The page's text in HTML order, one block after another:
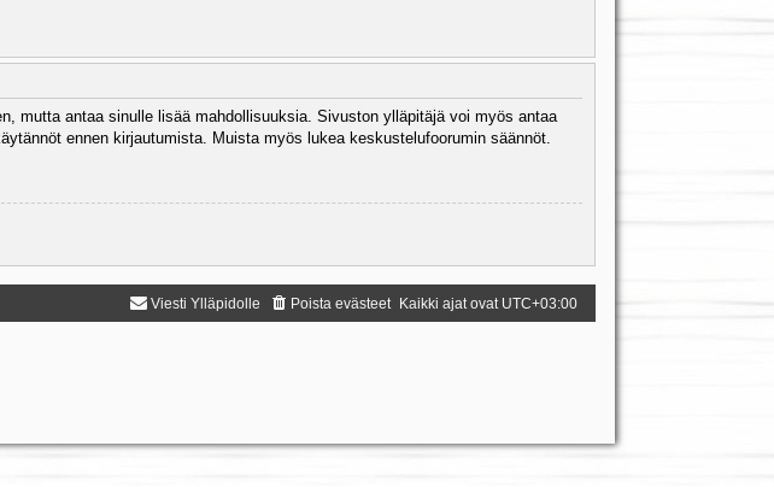
mutta antaa sinulle lisää mahdollisuuksia. Sivuston ylläpitäjä voi myös antaa
ennen kirjautumista. Muista myös lukea keskustelufoorumin säännöt.
Kaikki ajat ovat UTC+03:00
Poista evästeet
Viesti Ylläpidolle